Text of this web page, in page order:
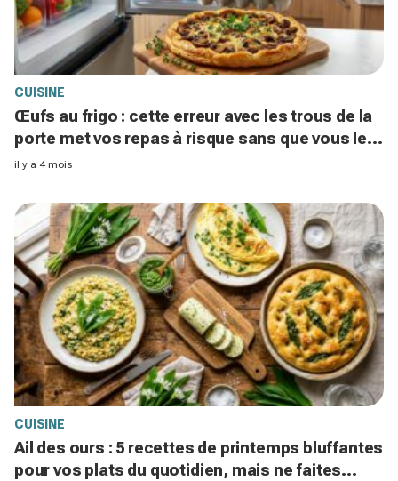
CUISINE
Œufs au frigo : cette erreur avec les trous de la
porte met vos repas à risque sans que vous le
sachiez
il y a 4 mois
CUISINE
Ail des ours : 5 recettes de printemps bluffantes
pour vos plats du quotidien, mais ne faites